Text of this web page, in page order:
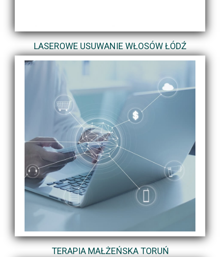
LASEROWE USUWANIE WŁOSÓW ŁÓDŹ
TERAPIA MAŁŻEŃSKA TORUŃ